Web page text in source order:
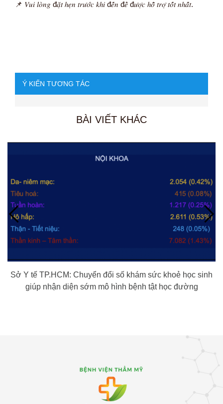
📌 𝑉𝑢𝑖 𝑙𝑜̀𝑛𝑔 đ𝑎̣̆𝑡 ℎ𝑒̣𝑛 𝑡𝑟𝑢̛𝑜̛́𝑐 𝑘ℎ𝑖 đ𝑒̂́𝑛 đ𝑒̂̉ đ𝑢̛𝑜̛̣𝑐 ℎ𝑜̂̃ 𝑡𝑟𝑜̛̣ 𝑡𝑜̂́𝑡 𝑛ℎ𝑎̂́𝑡.
Ý KIẾN TƯƠNG TÁC
BÀI VIẾT KHÁC
Sở Y tế TP.HCM: Chuyển đổi số khám sức khoẻ học sinh
giúp nhận diện sớm mô hình bệnh tật học đường